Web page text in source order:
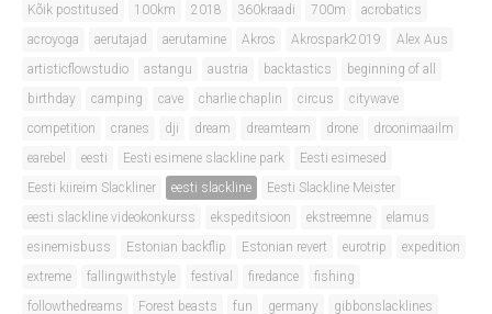
Kõik postitused 100km 2018 360kraadi 700m
acrobatics
acroyoga
aerutajad aerutamine Akros Akrospark2019
Alex Aus
artisticflowstudio
astangu austria backtastics
beginning of all
birthday
camping cave charlie chaplin circus
citywave
competition
cranes dji dream dreamteam drone
droonimaailm
earebel
eesti Eesti esimene slackline park
Eesti esimesed
Eesti kiireim Slackliner
eesti slackline
Eesti Slackline Meister
eesti slackline videokonkurss
ekspeditsioon ekstreemne
elamus
esinemisbuss
Estonian backflip Estonian revert eurotrip
expedition
extreme
fallingwithstyle festival firedance
fishing
followthedreams
Forest beasts fun germany
gibbonslacklines